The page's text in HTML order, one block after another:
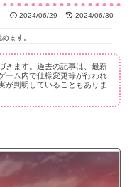
2024/06/29 2024/06/30
ます。
きます。過去の記事は、最新
ーム内で仕様変更等が行われ
が判明していることもありま